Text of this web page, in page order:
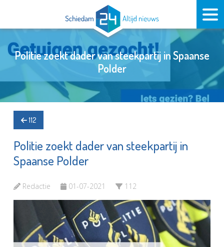
Politie zoekt dader van steekpartij in Spaanse
Polder
112
Politie zoekt dader van steekpartij in
Spaanse Polder
Redactie 01-07-2021 112